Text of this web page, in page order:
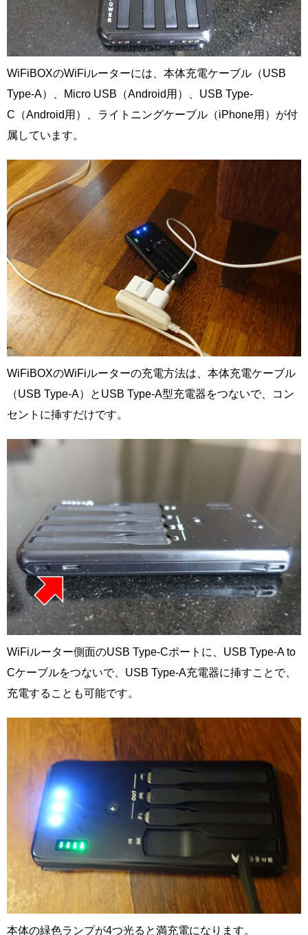
WiFiBOXのWiFiルーターには、本体充電ケーブル（USB
Type-A）、Micro USB（Android用）、USB Type-
C（Android用）、ライトニングケーブル（iPhone用）が付
属しています。
WiFiBOXのWiFiルーターの充電方法は、本体充電ケーブル
（USB Type-A）とUSB Type-A型充電器をつないで、コン
セントに挿すだけです。
WiFiルーター側面のUSB Type-Cポートに、USB Type-A to
Cケーブルをつないで、USB Type-A充電器に挿すことで、
充電することも可能です。
本体の緑色ランプが4つ光ると満充電になります。